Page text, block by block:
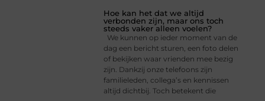
Hoe kan het dat we altijd
verbonden zijn, maar ons toch
steeds vaker alleen voelen?
We kunnen op ieder moment van de
dag een bericht sturen, een foto delen
of bekijken waar vrienden mee bezig
zijn. Dankzij onze telefoons zijn
familieleden, collega’s en kennissen
altijd dichtbij. Toch betekent die